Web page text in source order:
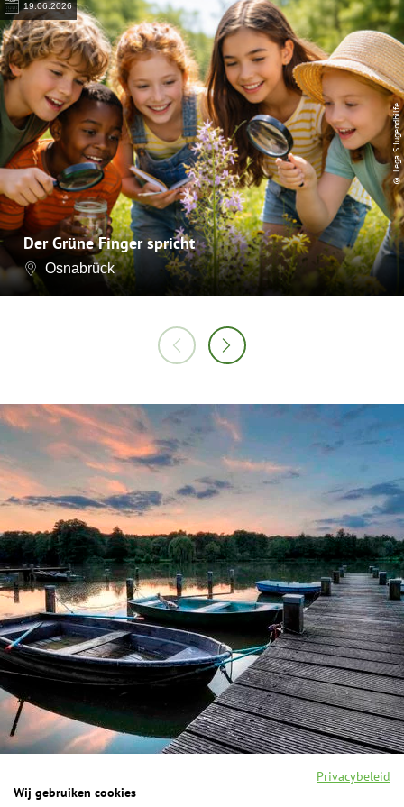
19.06.2026
Der Grüne Finger spricht
Osnabrück
© Lega S Jugendhilfe
Privacybeleid
Wij gebruiken cookies